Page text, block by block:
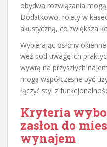
obydwa rozwiązania
Dodatkowo, rolety w
akustyczną, co zwiększa
Wybierając osłony
weź pod uwagę ich
wywrą na przyszłych
mogą współczesne być
łączyć styl z
Kryteria
zasłon do
wynajem